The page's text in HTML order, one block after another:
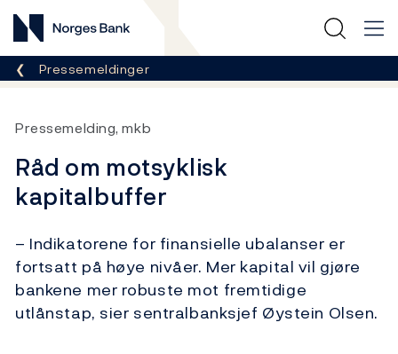
Norges Bank
Her er du nå:
Pressemeldinger
Pressemelding, mkb
Råd om motsyklisk
kapitalbuffer
– Indikatorene for finansielle ubalanser er
fortsatt på høye nivåer. Mer kapital vil gjøre
bankene mer robuste mot fremtidige
utlånstap, sier sentralbanksjef Øystein Olsen.